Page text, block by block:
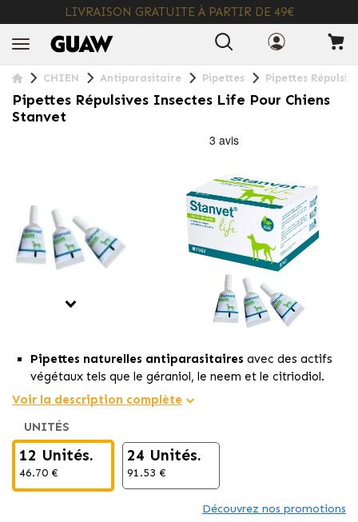
LIVRAISON GRATUITE À PARTIR DE 49€
CHIEN Antiparasitaire Pipettes Pipettes
Pipettes Répulsives Insectes Life Pour Chiens
Stanvet
Pipettes naturelles antiparasitaires avec des actifs
végétaux tels que le géraniol, le neem et le citriodiol.
Offre une protection continue pendant 4 semaines
contre les puces, les tiques et les moustiques.
Convient aux chiots
formulé pour les peaux sensibles.
Voir la description complète
UNITÉS
12 Unités.
46.70 €
24 Unités.
91.53 €
Découvrez nos promotions